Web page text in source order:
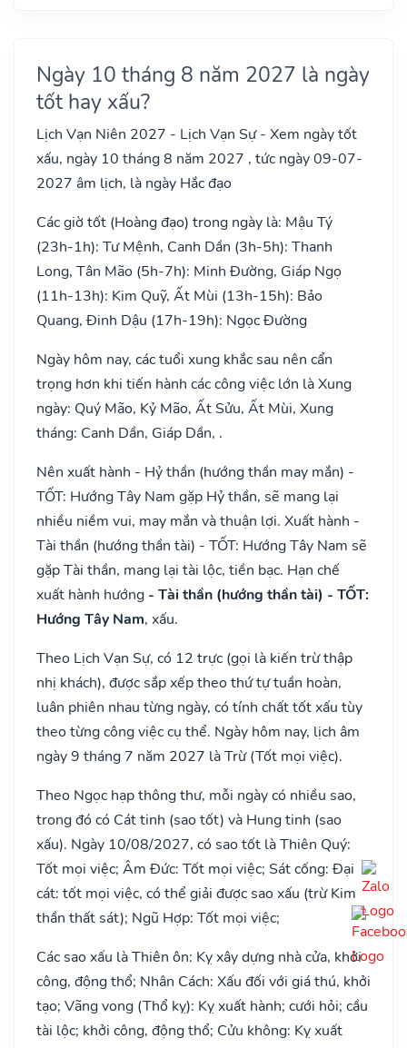
Ngày 10 tháng 8 năm 2027 là ngày
tốt hay xấu?
Lịch Vạn Niên 2027 - Lịch Vạn Sự - Xem ngày tốt
xấu, ngày 10 tháng 8 năm 2027 , tức ngày 09-07-
2027 âm lịch, là ngày Hắc đạo
Các giờ tốt (Hoàng đạo) trong ngày là: Mậu Tý
(23h-1h): Tư Mệnh, Canh Dần (3h-5h): Thanh
Long, Tân Mão (5h-7h): Minh Đường, Giáp Ngọ
(11h-13h): Kim Quỹ, Ất Mùi (13h-15h): Bảo
Quang, Đinh Dậu (17h-19h): Ngọc Đường
Ngày hôm nay, các tuổi xung khắc sau nên cẩn
trọng hơn khi tiến hành các công việc lớn là Xung
ngày: Quý Mão, Kỷ Mão, Ất Sửu, Ất Mùi, Xung
tháng: Canh Dần, Giáp Dần, .
Nên xuất hành - Hỷ thần (hướng thần may mắn) -
TỐT: Hướng Tây Nam gặp Hỷ thần, sẽ mang lại
nhiều niềm vui, may mắn và thuận lợi. Xuất hành -
Tài thần (hướng thần tài) - TỐT: Hướng Tây Nam sẽ
gặp Tài thần, mang lại tài lộc, tiền bạc. Hạn chế
xuất hành hướng - Tài thần (hướng thần tài) - TỐT:
Hướng Tây Nam, xấu.
Theo Lịch Vạn Sự, có 12 trực (gọi là kiến trừ thập
nhị khách), được sắp xếp theo thứ tự tuần hoàn,
luân phiên nhau từng ngày, có tính chất tốt xấu tùy
theo từng công việc cụ thể. Ngày hôm nay, lịch âm
ngày 9 tháng 7 năm 2027 là Trừ (Tốt mọi việc).
Theo Ngọc hạp thông thư, mỗi ngày có nhiều sao,
trong đó có Cát tinh (sao tốt) và Hung tinh (sao
xấu). Ngày 10/08/2027, có sao tốt là Thiên Quý:
Tốt mọi việc; Âm Đức: Tốt mọi việc; Sát cống: Đại
cát: tốt mọi việc, có thể giải được sao xấu (trừ Kim
thần thất sát); Ngũ Hợp: Tốt mọi việc;
Các sao xấu là Thiên ôn: Kỵ xây dựng nhà cửa, khởi
công, động thổ; Nhân Cách: Xấu đối với giá thú, khởi
tạo; Vãng vong (Thổ kỵ): Kỵ xuất hành; cưới hỏi; cầu
tài lộc; khởi công, động thổ; Cửu không: Kỵ xuất